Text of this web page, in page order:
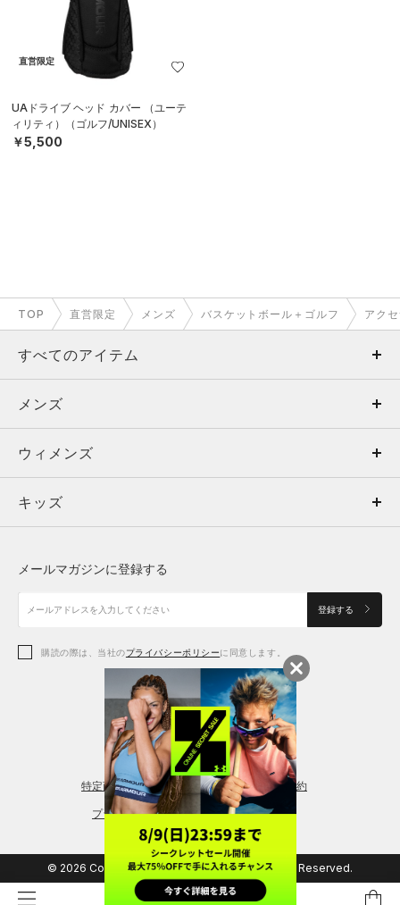
直営限定
UAドライブ ヘッド カバー （ユーテ
ィリティ）（ゴルフ/UNISEX）
￥5,500
TOP 直営限定 メンズ バスケットボール＋ゴルフ アク
すべてのアイテム
メンズ
ウィメンズ
キッズ
アクセサリー
メンズ
トップス
ボトムス
アクセサリー
ウィメンズ
トップス
シューズ
アクセサリー
レギンス＆タイツ
キッズ
シューズ
メールマガジンに登録する
登録する
購読の際は、当社のプライバシーポリシーに同意します。
特定商取引法に基づく通販の表記 会員規約
プライバシーポリシー
© 2026 Copyright DOME Corporation. All Rights Reserved.